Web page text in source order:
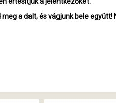
a dalt, és vágjunk bele együtt!